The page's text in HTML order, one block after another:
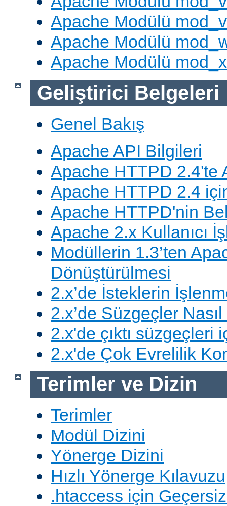
Apache Modülü
Apache Modülü
Apache Modülü
Geliştirici Belgeleri
Genel Bakış
Apache API Bilgileri
Apache HTTPD 2.4'te
Apache HTTPD 2.4
Apache HTTPD'nin
Apache 2.x Kullanıcı
Modüllerin 1.3’ten
Dönüştürülmesi
2.x’de İsteklerin
2.x’de Süzgeçler Nasıl
2.x'de çıktı süzgeçleri
2.x'de Çok Evrelilik
Terimler ve Dizin
Terimler
Modül Dizini
Yönerge Dizini
Hızlı Yönerge Kılavuzu
.htaccess için